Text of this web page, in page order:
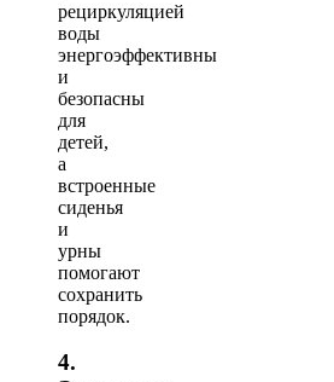
рециркуляцией
воды
энергоэффективны
и
безопасны
для
детей,
а
встроенные
сиденья
и
урны
помогают
сохранить
порядок.
4.